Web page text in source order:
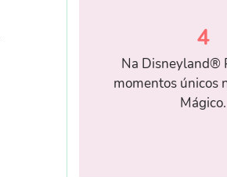
4
Na Disneyland®
momentos únicos
Mágico.